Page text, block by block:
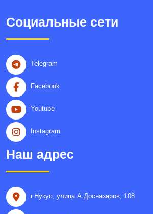
Социальные сети
Telegram
Facebook
Youtube
Instagram
Наш адрес
г.Нукус, улица A.Досназаров, 108